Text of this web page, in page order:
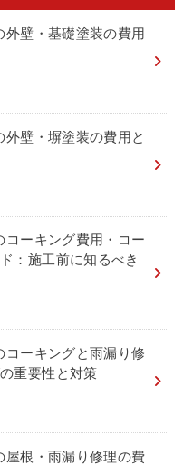
外壁・基礎塗装の費用
外壁・塀塗装の費用と
コーキング費用・コー
：施工前に知るべき
コーキングと雨漏り修
重要性と対策
屋根・雨漏り修理の費